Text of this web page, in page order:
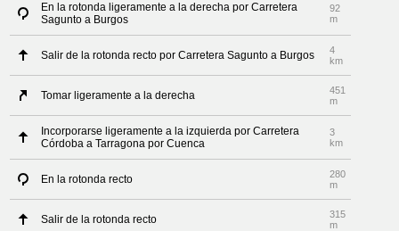
En la rotonda ligeramente a la derecha por Carretera
Sagunto a Burgos
92
m
Salir de la rotonda recto por Carretera Sagunto a Burgos
4
km
Tomar ligeramente a la derecha
451
m
Incorporarse ligeramente a la izquierda por Carretera
Córdoba a Tarragona por Cuenca
3
km
En la rotonda recto
280
m
Salir de la rotonda recto
315
m